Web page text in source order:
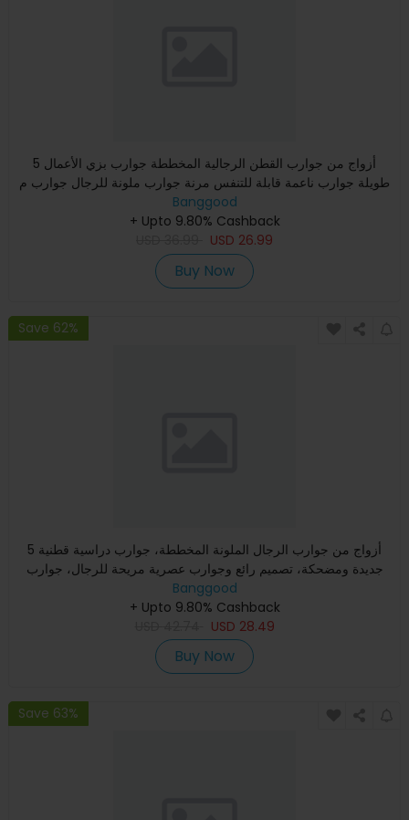
5 أزواج من جوارب القطن الرجالية المخططة جوارب بزي الأعمال
طويلة جوارب ناعمة قابلة للتنفس مرنة جوارب ملونة للرجال جوارب م
Banggood
+ Upto 9.80% Cashback
USD 26.99
Buy Now
Save 62%
5 أزواج من جوارب الرجال الملونة المخططة، جوارب دراسية قطنية
جديدة ومضحكة، تصميم رائع وجوارب عصرية مريحة للرجال، جوارب
طو
Banggood
+ Upto 9.80% Cashback
USD 28.49
Buy Now
Save 63%